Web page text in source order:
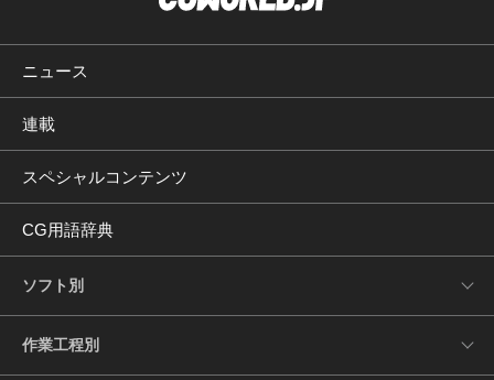
ニュース
連載
スペシャルコンテンツ
CG用語辞典
ソフト別
作業工程別